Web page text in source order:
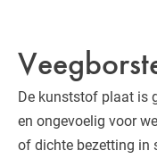
De kunststof plaat is
en ongevoelig voor
of dichte bezetting in